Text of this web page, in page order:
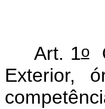
Art. 1o
Exterior,